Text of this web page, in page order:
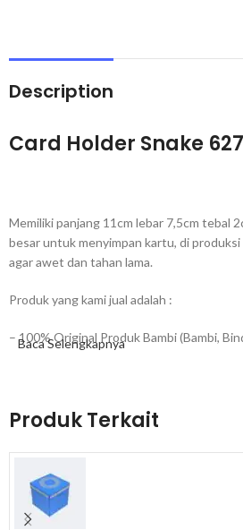
Description
Card Holder Snake
Memiliki panjang 11cm lebar 7,5cm tebal
besar untuk menyimpan kartu, di
agar awet dan tahan lama.
Produk yang kami jual adalah :
– 100% Original Produk Bambi (Bambi,
– Barang selalu Fresh (langsung turun dari
– Barang yang dikirim sudah melalui
Packing
– Jika terjadi kerusakan dari pihak kami
Video/Foto Unboxing)
Baca Selengkapnya
Produk Terkait